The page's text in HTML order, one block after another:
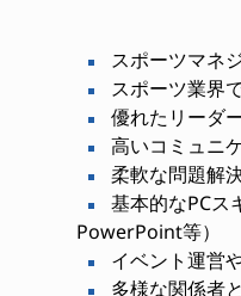
スポーツマネ
スポーツ業界
優れたリーダ
高いコミュニ
柔軟な問題解
基本的なPCス
PowerPoint等）
イベント運営
多様な関係者